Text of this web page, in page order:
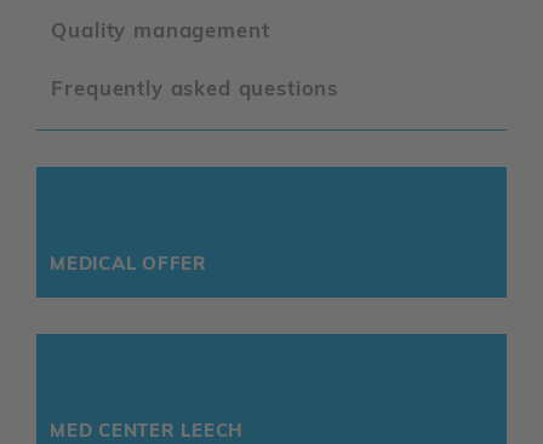
Quality management
Frequently asked questions
MEDICAL OFFER
MED CENTER LEECH